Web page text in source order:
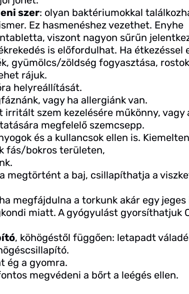
szer: olyan baktériumokkal
Ez hasmenéshez vezethet. Enyhe
viszont nagyon sűrűn
is előfordulhat. Ha étkezéssel
gyümölcs/zöldség fogyasztása, rostok
rájuk.
helyreállítását.
vagy ha allergiánk van.
irritált szem kezelésére műkönny, vagy
megfelelő szemcsepp.
és a kullancsok ellen is. Kiemelten
fás/bokros területen,
megtörtént a baj, csillapíthatja a
megfájdulna a torkunk akár egy jeges
miatt. A gyógyulást gyorsíthatjuk
, köhögéstől függően: letapadt
ég a gyomra.
megvédeni a bőrt a leégés ellen.